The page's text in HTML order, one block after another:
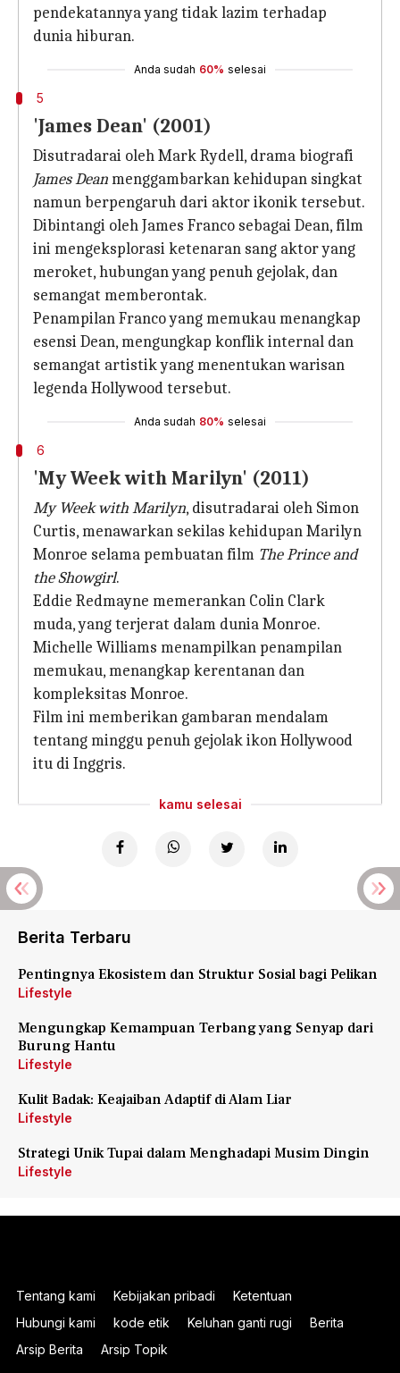
pendekatannya yang tidak lazim terhadap
dunia hiburan.
Anda sudah 60% selesai
5
'James Dean' (2001)
Disutradarai oleh Mark Rydell, drama biografi
James Deanmenggambarkan kehidupan singkat
namun berpengaruh dari aktor ikonik tersebut.
Dibintangi oleh James Franco sebagai Dean, film
ini mengeksplorasi ketenaran sang aktor yang
meroket, hubungan yang penuh gejolak, dan
semangat memberontak.
Penampilan Franco yang memukau menangkap
esensi Dean, mengungkap konflik internal dan
semangat artistik yang menentukan warisan
legenda Hollywood tersebut.
Anda sudah 80% selesai
6
'My Week with Marilyn' (2011)
My Week with Marilyn, disutradarai oleh Simon
Curtis, menawarkan sekilas kehidupan Marilyn
Monroe selama pembuatan film The Prince and
the Showgirl.
Eddie Redmayne memerankan Colin Clark
muda, yang terjerat dalam dunia Monroe.
Michelle Williams menampilkan penampilan
memukau, menangkap kerentanan dan
kompleksitas Monroe.
Film ini memberikan gambaran mendalam
tentang minggu penuh gejolak ikon Hollywood
itu di Inggris.
kamu selesai
Berita Terbaru
Pentingnya Ekosistem dan Struktur Sosial bagi Pelikan
Lifestyle
Mengungkap Kemampuan Terbang yang Senyap dari
Burung Hantu
Lifestyle
Kulit Badak: Keajaiban Adaptif di Alam Liar
Lifestyle
Strategi Unik Tupai dalam Menghadapi Musim Dingin
Lifestyle
Tentang kami Kebijakan pribadi
Ketentuan
Hubungi kami
kode etik Keluhan ganti rugi
Berita
Arsip Berita
Arsip Topik